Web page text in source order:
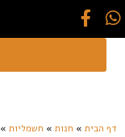
דף הבית » חנות » חשמליות »